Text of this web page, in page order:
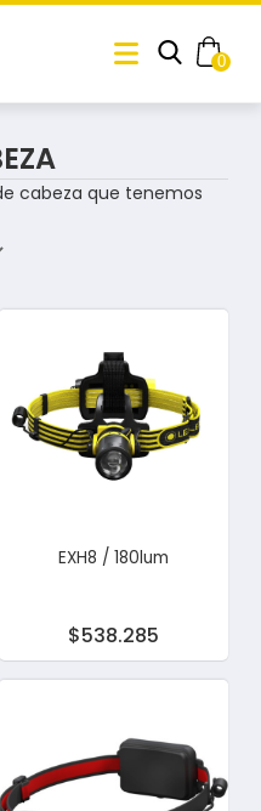
0
cabeza que tenemos
EXH8 / 180lum
$538.285